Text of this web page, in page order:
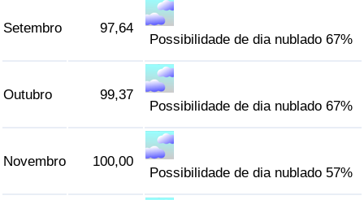
Setembro 97,64
Possibilidade de dia nublado 67%
Outubro 99,37
Possibilidade de dia nublado 67%
Novembro 100,00
Possibilidade de dia nublado 57%